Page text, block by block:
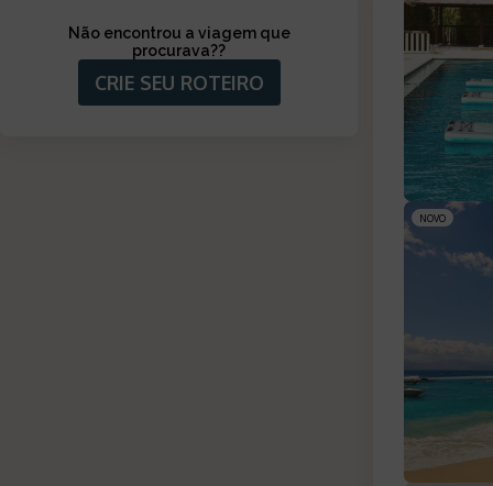
Não encontrou a viagem que
procurava??
CRIE SEU ROTEIRO
NOVO